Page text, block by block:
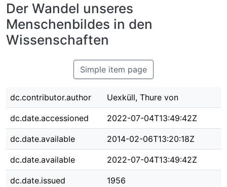
Der Wandel unseres
Menschenbildes in den
Wissenschaften
Simple item page
dc.contributor.author Uexküll, Thure von
dc.date.accessioned 2022-07-04T13:49:42Z
dc.date.available 2014-02-06T13:20:18Z
dc.date.available 2022-07-04T13:49:42Z
dc.date.issued 1956